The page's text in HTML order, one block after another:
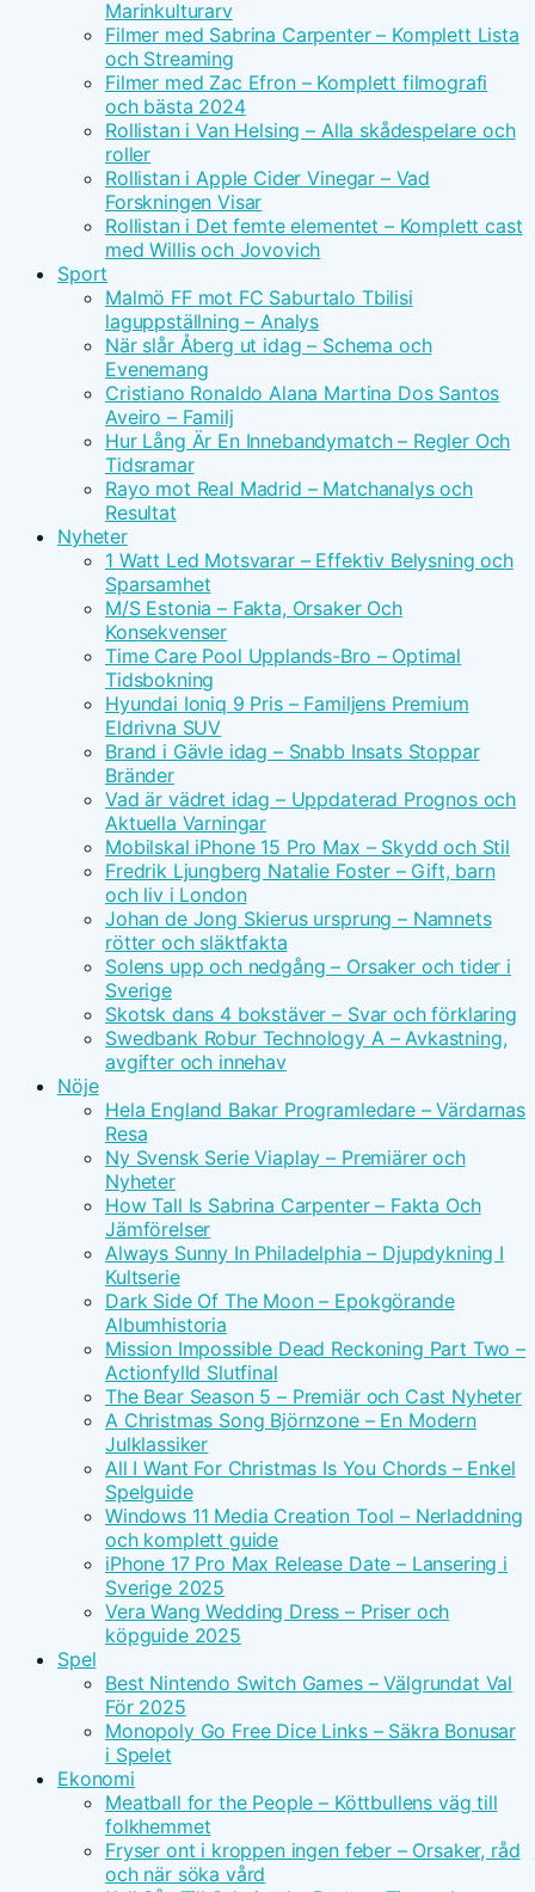
Marinkulturarv
Filmer med Sabrina Carpenter – Komplett Lista
och Streaming
Filmer med Zac Efron – Komplett filmografi
och bästa 2024
Rollistan i Van Helsing – Alla skådespelare och
roller
Rollistan i Apple Cider Vinegar – Vad
Forskningen Visar
Rollistan i Det femte elementet – Komplett cast
med Willis och Jovovich
Sport
Malmö FF mot FC Saburtalo Tbilisi
laguppställning – Analys
När slår Åberg ut idag – Schema och
Evenemang
Cristiano Ronaldo Alana Martina Dos Santos
Aveiro – Familj
Hur Lång Är En Innebandymatch – Regler Och
Tidsramar
Rayo mot Real Madrid – Matchanalys och
Resultat
Nyheter
1 Watt Led Motsvarar – Effektiv Belysning och
Sparsamhet
M/S Estonia – Fakta, Orsaker Och
Konsekvenser
Time Care Pool Upplands-Bro – Optimal
Tidsbokning
Hyundai Ioniq 9 Pris – Familjens Premium
Eldrivna SUV
Brand i Gävle idag – Snabb Insats Stoppar
Bränder
Vad är vädret idag – Uppdaterad Prognos och
Aktuella Varningar
Mobilskal iPhone 15 Pro Max – Skydd och Stil
Fredrik Ljungberg Natalie Foster – Gift, barn
och liv i London
Johan de Jong Skierus ursprung – Namnets
rötter och släktfakta
Solens upp och nedgång – Orsaker och tider i
Sverige
Skotsk dans 4 bokstäver – Svar och förklaring
Swedbank Robur Technology A – Avkastning,
avgifter och innehav
Nöje
Hela England Bakar Programledare – Värdarnas
Resa
Ny Svensk Serie Viaplay – Premiärer och
Nyheter
How Tall Is Sabrina Carpenter – Fakta Och
Jämförelser
Always Sunny In Philadelphia – Djupdykning I
Kultserie
Dark Side Of The Moon – Epokgörande
Albumhistoria
Mission Impossible Dead Reckoning Part Two –
Actionfylld Slutfinal
The Bear Season 5 – Premiär och Cast Nyheter
A Christmas Song Björnzone – En Modern
Julklassiker
All I Want For Christmas Is You Chords – Enkel
Spelguide
Windows 11 Media Creation Tool – Nerladdning
och komplett guide
iPhone 17 Pro Max Release Date – Lansering i
Sverige 2025
Vera Wang Wedding Dress – Priser och
köpguide 2025
Spel
Best Nintendo Switch Games – Välgrundat Val
För 2025
Monopoly Go Free Dice Links – Säkra Bonusar
i Spelet
Ekonomi
Meatball for the People – Köttbullens väg till
folkhemmet
Fryser ont i kroppen ingen feber – Orsaker, råd
och när söka vård